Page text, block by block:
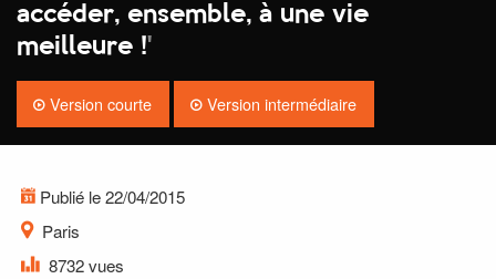
accéder, ensemble, à une vie
meilleure !'
Version courte Version intermédiaire
Publié le 22/04/2015
Paris
8732 vues